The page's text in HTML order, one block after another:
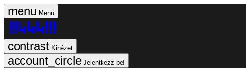
Menü
Kinézet
Jelentkezz be!